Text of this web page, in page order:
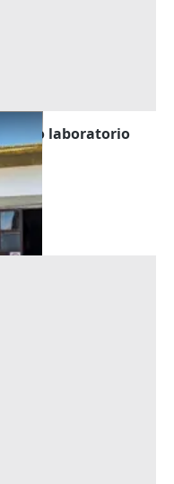
uso laboratorio